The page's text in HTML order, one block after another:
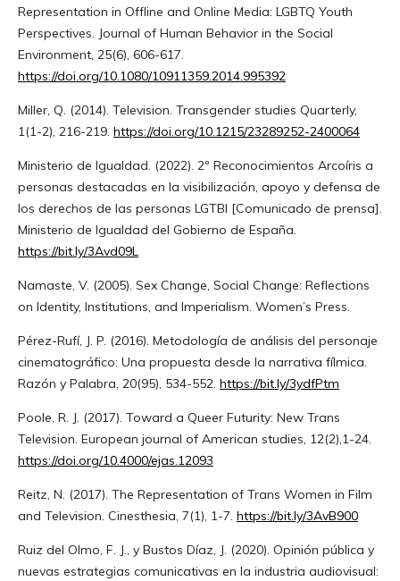
Representation in Offline and Online Media: LGBTQ Youth
Perspectives. Journal of Human Behavior in the Social
Environment, 25(6), 606-617.
https://doi.org/10.1080/10911359.2014.995392
Miller, Q. (2014). Television. Transgender studies Quarterly,
1(1-2), 216-219. https://doi.org/10.1215/23289252-2400064
Ministerio de Igualdad. (2022). 2º Reconocimientos Arcoíris a
personas destacadas en la visibilización, apoyo y defensa de
los derechos de las personas LGTBI [Comunicado de prensa].
Ministerio de Igualdad del Gobierno de España.
https://bit.ly/3Avd09L
Namaste, V. (2005). Sex Change, Social Change: Reflections
on Identity, Institutions, and Imperialism. Women’s Press.
Pérez-Rufí, J. P. (2016). Metodología de análisis del personaje
cinematográfico: Una propuesta desde la narrativa fílmica.
Razón y Palabra, 20(95), 534-552. https://bit.ly/3ydfPtm
Poole, R. J. (2017). Toward a Queer Futurity: New Trans
Television. European journal of American studies, 12(2),1-24.
https://doi.org/10.4000/ejas.12093
Reitz, N. (2017). The Representation of Trans Women in Film
and Television. Cinesthesia, 7(1), 1-7. https://bit.ly/3AvB900
Ruiz del Olmo, F. J., y Bustos Díaz, J. (2020). Opinión pública y
nuevas estrategias comunicativas en la industria audiovisual: